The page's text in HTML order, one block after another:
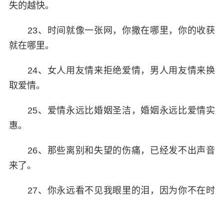
失的越快。
23、时间就像一张网，你撒在哪里，你的收获
就在哪里。
24、女人用友情来拒绝爱情，男人用友情来换
取爱情。
25、爱情永远比婚姻圣洁，婚姻永远比爱情实
惠。
26、那些离别和失望的伤痛，已经发不出声音
来了。
27、你永远看不见我眼里的泪，因为你不在时